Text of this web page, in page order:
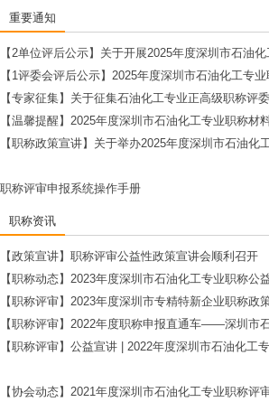
重要通知
【2单位评后公示】关于开展2025年度深圳市石油
【1评委会评后公示】2025年度深圳市石油化工专
【专家征集】关于征集石油化工专业正高级职称评
【温馨提醒】2025年度深圳市石油化工专业职称材
【职称政策宣讲】关于举办2025年度深圳市石油化
职称评审申报系统操作手册
职称资讯
【政策宣讲】职称评审公益性政策宣讲会顺利召开
【职称动态】2023年度深圳市石油化工专业职称公
【职称评审】2023年度深圳市专精特新企业职称政
【职称评审】2022年度职称申报直通车——深圳市
【职称评审】公益宣讲 | 2022年度深圳市石油化工
【协会动态】2021年度深圳市石油化工专业职称评